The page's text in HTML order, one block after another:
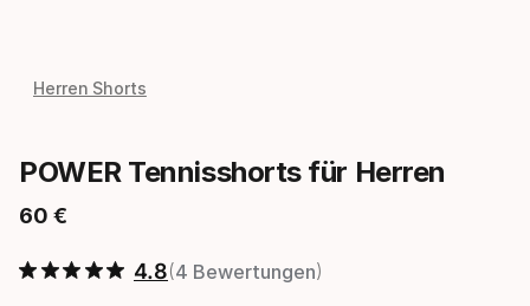
Herren Shorts
POWER Tennisshorts für Herren
60 €
Endpreis
4.8 4 Bewertungen